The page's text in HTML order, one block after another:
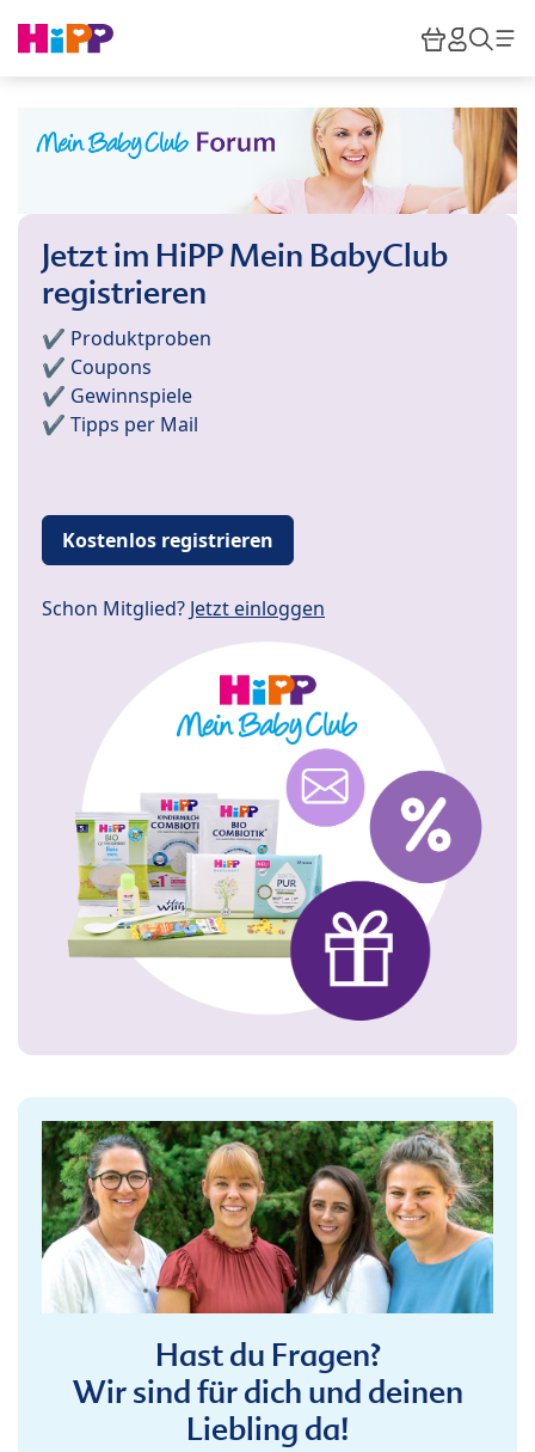
HiPP
Jetzt im HiPP Mein BabyClub
registrieren
✔️ Produktproben
✔️ Coupons
✔️ Gewinnspiele
✔️ Tipps per Mail
Kostenlos registrieren
Schon Mitglied? Jetzt einloggen
Hast du Fragen?
Wir sind für dich und deinen
Liebling da!